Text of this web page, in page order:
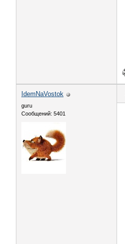
IdemNaVostok
guru
Сообщений: 5401